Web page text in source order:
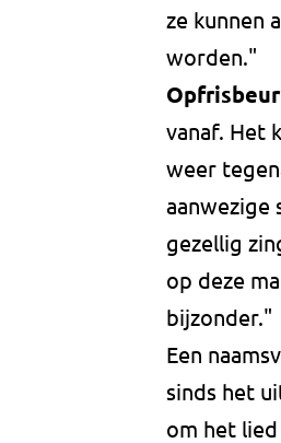
ze kunnen
worden."
vanaf. Het
weer
aanwezige
gezellig
op deze
bijzonder."
Een
sinds het
om het